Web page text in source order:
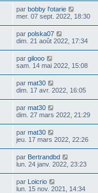
par bobby l'otarie
mer. 07 sept. 2022, 18:30
par polska07
dim. 21 août 2022, 17:34
par gilooo
sam. 14 mai 2022, 15:08
par mat30
dim. 17 avr. 2022, 16:05
par mat30
dim. 27 mars 2022, 21:29
par mat30
jeu. 17 mars 2022, 22:26
par Bertrandbd
lun. 24 janv. 2022, 23:23
par Loicrio
lun. 15 nov. 2021, 14:34